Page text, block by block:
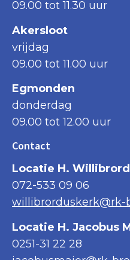
09.00 tot 11.30 uur
Akersloot
vrijdag
09.00 tot 11.00 uur
Egmonden
donderdag
09.00 tot 12.00 uur
Contact
Locatie H.
072-533 09 06
willibrorduskerk@rk-
Locatie H. Jacobus
0251-31 22 28